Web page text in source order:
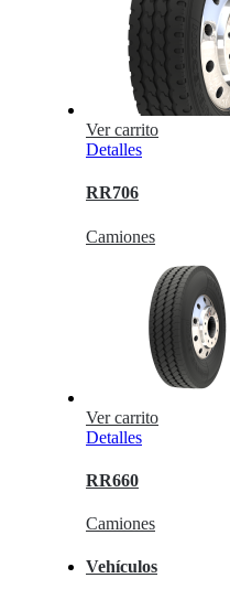
Ver carrito
Detalles
RR706
Camiones
Ver carrito
Detalles
RR660
Camiones
Vehículos